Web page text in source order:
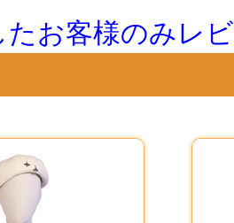
たお客様のみレ